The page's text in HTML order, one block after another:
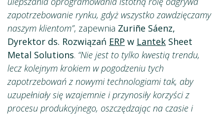
zapotrzebowanie rynku, gdyż wszystko zawdzięczamy
naszym klientom”, zapewnia Zuriñe Sáenz,
Dyrektor ds. Rozwiązań ERP w Lantek Sheet
Metal Solutions. “Nie jest to tylko kwestią trendu,
lecz kolejnym krokiem w pogodzeniu tych
zapotrzebowań z nowymi technologiami tak, aby
uzupełniały się wzajemnie i przynosiły korzyści z
procesu produkcyjnego, oszczędzając na czasie i